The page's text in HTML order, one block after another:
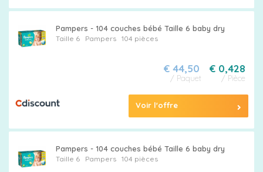
Pampers - 104 couches bébé Taille 6 baby dry
Taille 6 Pampers104 pièces
€ 0,428
/ Pièce
€ 44,50
/ Paquet
Voir l'offre
Pampers - 104 couches bébé Taille 6 baby dry
Taille 6 Pampers104 pièces